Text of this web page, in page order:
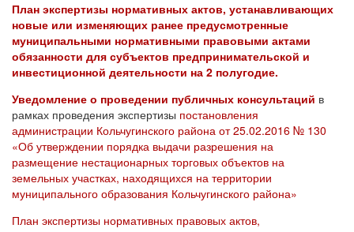
План экспертизы нормативных актов, устанавливающих
новые или изменяющих ранее предусмотренные
муниципальными нормативными правовыми актами
обязанности для субъектов предпринимательской и
инвестиционной деятельности на 2 полугодие.
Уведомление о проведении публичных консультаций в
рамках проведения экспертизы постановления
администрации Кольчугинского района от 25.02.2016 № 130
«Об утверждении порядка выдачи разрешения на
размещение нестационарных торговых объектов на
земельных участках, находящихся на территории
муниципального образования Кольчугинского района»
План экспертизы нормативных правовых актов,